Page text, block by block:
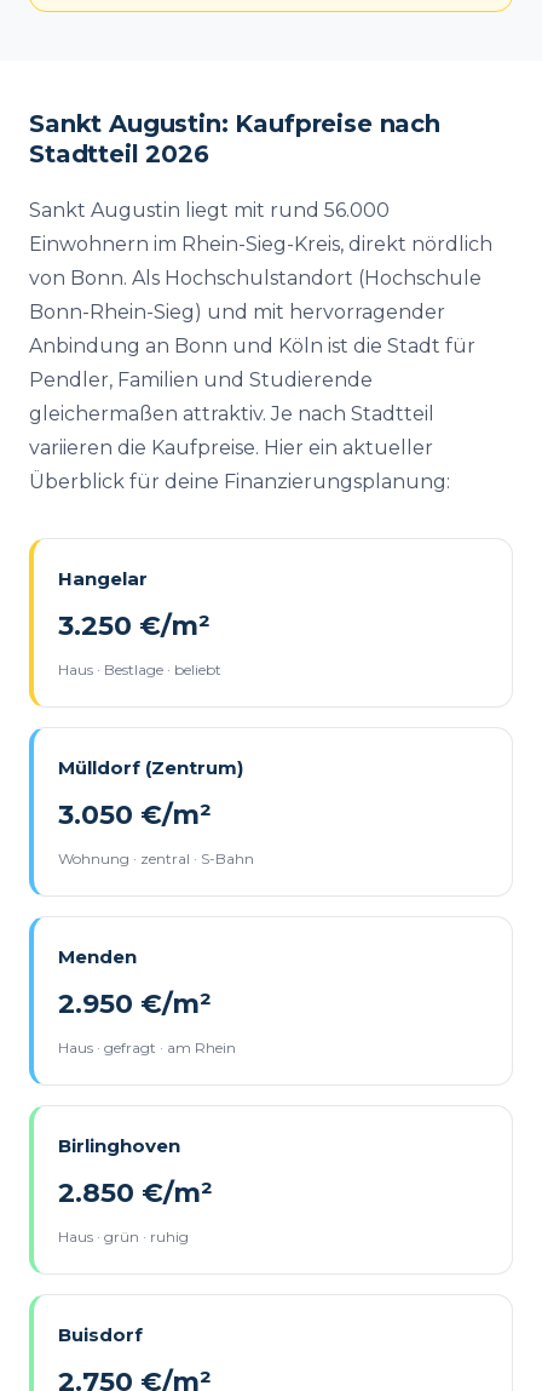
Sankt Augustin: Kaufpreise nach
Stadtteil 2026
Sankt Augustin liegt mit rund 56.000
Einwohnern im Rhein-Sieg-Kreis, direkt nördlich
von Bonn. Als Hochschulstandort (Hochschule
Bonn-Rhein-Sieg) und mit hervorragender
Anbindung an Bonn und Köln ist die Stadt für
Pendler, Familien und Studierende
gleichermaßen attraktiv. Je nach Stadtteil
variieren die Kaufpreise. Hier ein aktueller
Überblick für deine Finanzierungsplanung:
Hangelar
3.250 €/m²
Haus · Bestlage · beliebt
Mülldorf (Zentrum)
3.050 €/m²
Wohnung · zentral · S-Bahn
Menden
2.950 €/m²
Haus · gefragt · am Rhein
Birlinghoven
2.850 €/m²
Haus · grün · ruhig
Buisdorf
2.750 €/m²